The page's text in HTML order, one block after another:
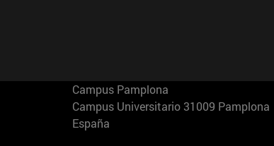
Campus Pamplona
Campus Universitario 31009 Pamplona
España